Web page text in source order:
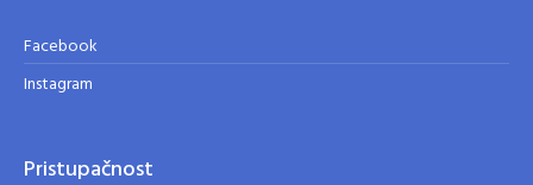
Facebook
Instagram
Pristupačnost